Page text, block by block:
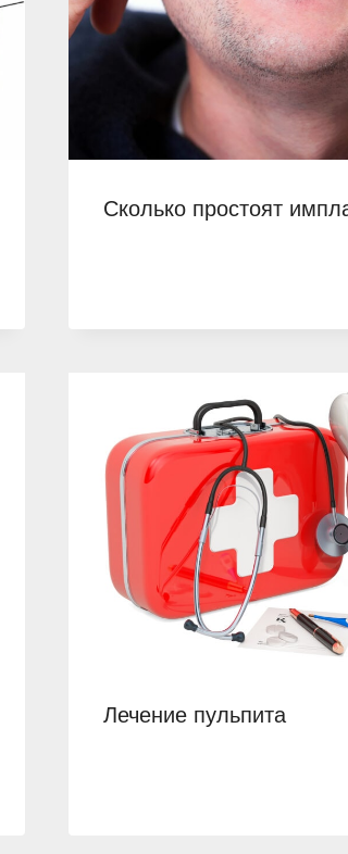
Сколько простоят
Лечение пульпита